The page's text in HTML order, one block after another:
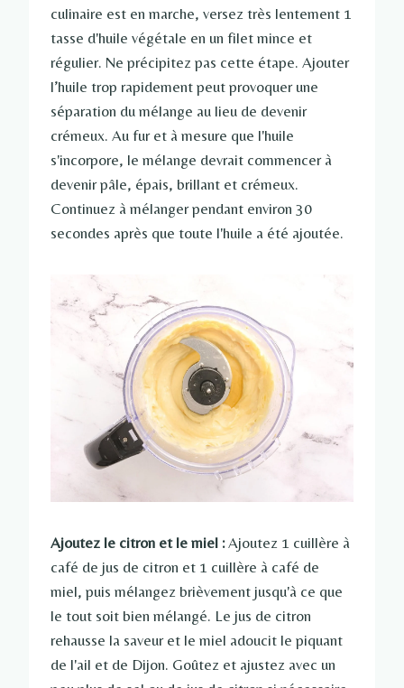
culinaire est en marche, versez très lentement 1
tasse d'huile végétale en un filet mince et
régulier. Ne précipitez pas cette étape. Ajouter
l’huile trop rapidement peut provoquer une
séparation du mélange au lieu de devenir
crémeux. Au fur et à mesure que l'huile
s'incorpore, le mélange devrait commencer à
devenir pâle, épais, brillant et crémeux.
Continuez à mélanger pendant environ 30
secondes après que toute l'huile a été ajoutée.
Ajoutez le citron et le miel :Ajoutez 1 cuillère à
café de jus de citron et 1 cuillère à café de
miel, puis mélangez brièvement jusqu'à ce que
le tout soit bien mélangé. Le jus de citron
rehausse la saveur et le miel adoucit le piquant
de l'ail et de Dijon. Goûtez et ajustez avec un